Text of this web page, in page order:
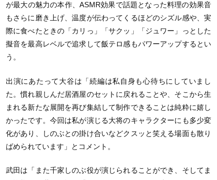
が最大の魅力の本作、ASMR効果で話題となった料理の効果音
もさらに磨き上げ、温度が伝わってくるほどのシズル感や、実
際に食べたときの「カリっ」「サクッ」「ジュワー」っとした
擬音を最高レベルで追求して飯テロ感もパワーアップするとい
う。
出演にあたって大谷は「続編は私自身も心待ちにしていまし
た。慣れ親しんだ居酒屋のセットに戻れることや、そこから生
まれる新たな展開を再び集結して制作できることは純粋に嬉し
かったです。今回は私が演じる大将のキャラクターにも多少変
化があり、しのぶとの掛け合いなどクスッと笑える場面も散り
ばめられています」とコメント。
武田は「また千家しのぶ役が演じられることができ、そしてま